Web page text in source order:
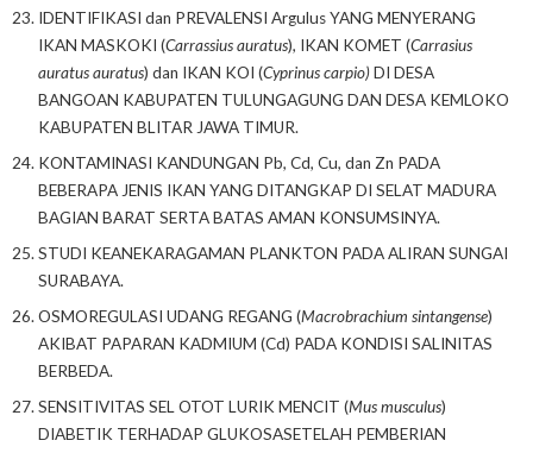
IDENTIFIKASI dan PREVALENSI Argulus YANG MENYERANG
IKAN MASKOKI (Carrassius auratus), IKAN KOMET (Carrasius
auratus auratus) dan IKAN KOI (Cyprinus carpio)DI DESA
BANGOAN KABUPATEN TULUNGAGUNG DAN DESA KEMLOKO
KABUPATEN BLITAR JAWA TIMUR.
KONTAMINASI KANDUNGAN Pb, Cd, Cu, dan Zn PADA
BEBERAPA JENIS IKAN YANG DITANGKAP DI SELAT MADURA
BAGIAN BARAT SERTA BATAS AMAN KONSUMSINYA.
STUDI KEANEKARAGAMAN PLANKTON PADA ALIRAN SUNGAI
SURABAYA.
OSMOREGULASI UDANG REGANG (Macrobrachium sintangense)
AKIBAT PAPARAN KADMIUM (Cd) PADA KONDISI SALINITAS
BERBEDA.
SENSITIVITAS SEL OTOT LURIK MENCIT (Mus musculus)
DIABETIK TERHADAP GLUKOSASETELAH PEMBERIAN